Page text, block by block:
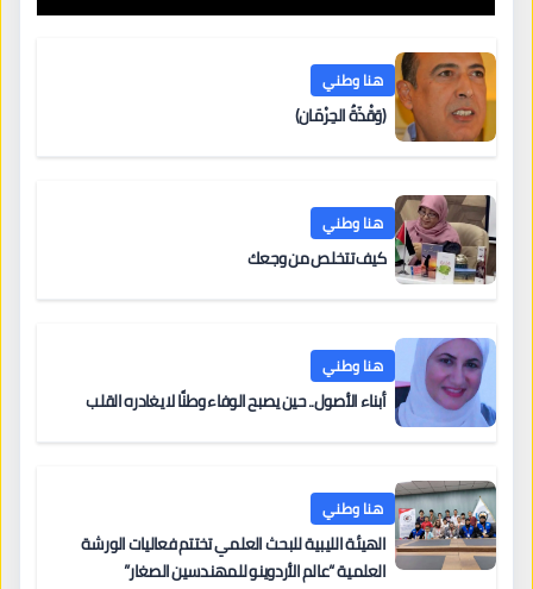
هنا وطني
(وَقْذَةُ الحِرْمَان)
هنا وطني
كيف تتخلص من وجعك
هنا وطني
أبناء الأصول.. حين يصبح الوفاء وطنًا لا يغادره القلب
هنا وطني
الهيئة الليبية للبحث العلمي تختتم فعاليات الورشة
العلمية “عالم الأردوينو للمهندسين الصغار”